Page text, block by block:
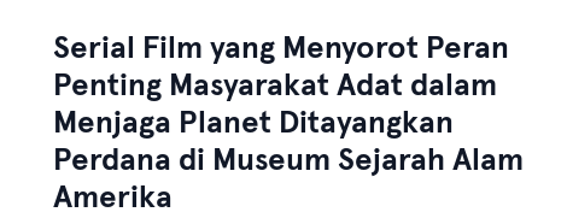
Serial Film yang Menyorot Peran
Penting Masyarakat Adat dalam
Menjaga Planet Ditayangkan
Perdana di Museum Sejarah Alam
Amerika